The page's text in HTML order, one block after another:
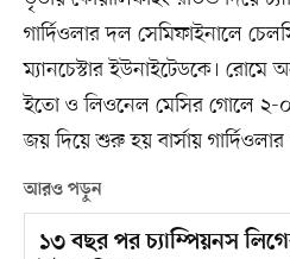
গার্দিওলার দল সেমিফাইনালে
ম্যানচেস্টার ইউনাইটেডকে। রোমে
ইতো ও লিওনেল মেসির গোলে ২-০
জয় দিয়ে শুরু হয় বার্সায় গার্দিওলার
আরও পড়ুন
১৩ বছর পর চ্যাম্পিয়নস